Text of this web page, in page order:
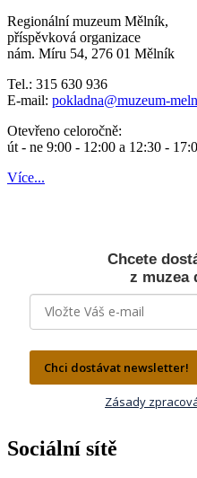
Regionální muzeum Mělník,
příspěvková organizace
nám. Míru 54, 276 01 Mělník
Tel.: 315 630 936
E-mail: pokladna@muzeum-
Otevřeno celoročně:
út - ne 9:00 - 12:00 a 12:30 -
Více...
Chcete
z muzea
Chci dostávat newsletter!
Zásady
Sociální sítě